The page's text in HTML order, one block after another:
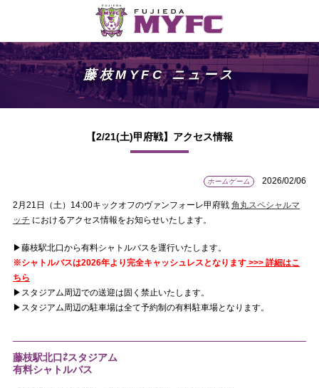
藤枝MYFC ニュース
【2/21(土)甲府戦】アクセス情報
ホームゲーム 2026/02/06
2月21日（土）14:00キックオフのヴァンフォーレ甲府戦 角丸スペシャルマ
ッチ におけるアクセス情報をお知らせいたします。
▶︎藤枝駅北口から有料シャトルバスを運行いたします。
※シャトルバスは2026年より完全キャッシュレスとなります >>> 詳細はこ
ちら
▶︎スタジアム周辺での送迎は固く禁止いたします。
▶︎スタジアム周辺の駐車場は全て予約制の有料駐車場となります。
藤枝駅北口⇄スタジアム
有料シャトルバス